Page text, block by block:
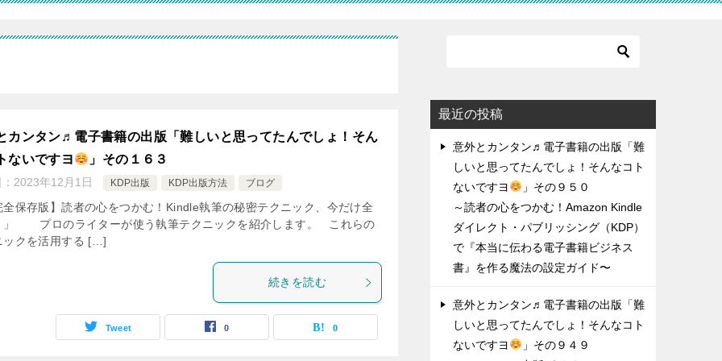
カンタン♬電子書籍の出版「難しいと思ってたんでしょ！そん
ないですヨ
」その１６３
2023年12月1日 KDP出版 KDP出版方法 ブログ
全保存版】読者の心をつかむ！Kindle執筆の秘密テクニック、今だけ全
」 プロのライターが使う執筆テクニックを紹介します。 これらの
ックを活用する […]
続きを読む
Tweet 0 0
最近の投稿
意外とカンタン♬電子書籍の出版「難
しいと思ってたんでしょ！そんなコト
ないですヨ
」その９５０
～読者の心をつかむ！Amazon Kindle
ダイレクト・パブリッシング（KDP）
で『本当に伝わる電子書籍ビジネス
書』を作る魔法の設定ガイド〜
意外とカンタン♬電子書籍の出版「難
しいと思ってたんでしょ！そんなコト
ないですヨ
」その９４９